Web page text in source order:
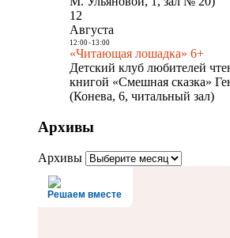
12
Августа
12:00- 13:00
«Читающая лошадка» 6+
Детский клуб любителей
книгой «Смешная сказка»
(Конева, 6, читальный зал)
Архивы
Архивы
Решаем вместе